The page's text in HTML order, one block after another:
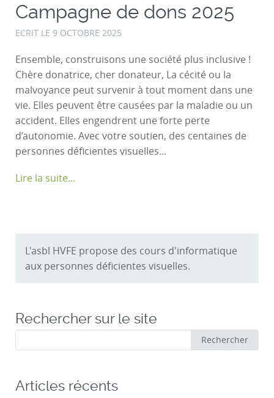
Campagne de dons 2025
ECRIT LE 9 OCTOBRE 2025
Ensemble, construisons une société plus inclusive !
Chère donatrice, cher donateur, La cécité ou la
malvoyance peut survenir à tout moment dans une
vie. Elles peuvent être causées par la maladie ou un
accident. Elles engendrent une forte perte
d’autonomie. Avec votre soutien, des centaines de
personnes déficientes visuelles...
Lire la suite...
L'asbl HVFE propose des cours d'informatique
aux personnes déficientes visuelles.
Rechercher sur le site
:
Rechercher
Articles récents